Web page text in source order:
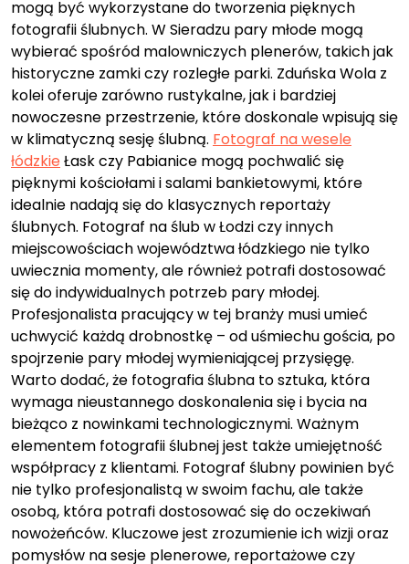
mogą być wykorzystane do tworzenia pięknych
fotografii ślubnych. W Sieradzu pary młode mogą
wybierać spośród malowniczych plenerów, takich jak
historyczne zamki czy rozległe parki. Zduńska Wola z
kolei oferuje zarówno rustykalne, jak i bardziej
nowoczesne przestrzenie, które doskonale wpisują się
w klimatyczną sesję ślubną. Fotograf na wesele
łódzkieŁask czy Pabianice mogą pochwalić się
pięknymi kościołami i salami bankietowymi, które
idealnie nadają się do klasycznych reportaży
ślubnych. Fotograf na ślub w Łodzi czy innych
miejscowościach województwa łódzkiego nie tylko
uwiecznia momenty, ale również potrafi dostosować
się do indywidualnych potrzeb pary młodej.
Profesjonalista pracujący w tej branży musi umieć
uchwycić każdą drobnostkę – od uśmiechu gościa, po
spojrzenie pary młodej wymieniającej przysięgę.
Warto dodać, że fotografia ślubna to sztuka, która
wymaga nieustannego doskonalenia się i bycia na
bieżąco z nowinkami technologicznymi. Ważnym
elementem fotografii ślubnej jest także umiejętność
współpracy z klientami. Fotograf ślubny powinien być
nie tylko profesjonalistą w swoim fachu, ale także
osobą, która potrafi dostosować się do oczekiwań
nowożeńców. Kluczowe jest zrozumienie ich wizji oraz
pomysłów na sesje plenerowe, reportażowe czy